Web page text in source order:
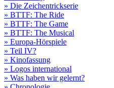
» Die Zeichentrickserie
» BTTF: The Ride
» BTTF: The Game
» BTTF: The Musical
» Europa-Hörspiele
» Teil IV?
» Kinofassung
» Logos international
» Was haben wir gelernt?